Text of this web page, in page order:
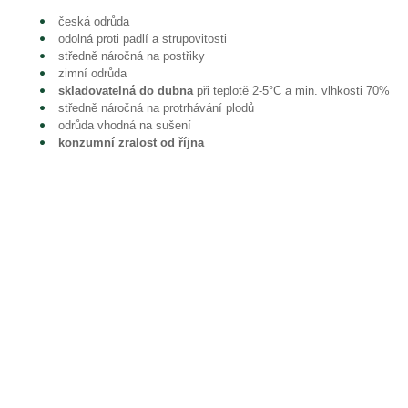
česká odrůda
odolná proti padlí a strupovitosti
středně náročná na postřiky
zimní odrůda
skladovatelná do dubnapři teplotě 2-5°C a min. vlhkosti 70%
středně náročná na protrhávání plodů
odrůda vhodná na sušení
konzumní zralost od října